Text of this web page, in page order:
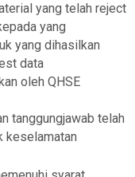
yang telah reject
yang
yang dihasilkan
data
oleh QHSE
tanggungjawab telah
keselamatan